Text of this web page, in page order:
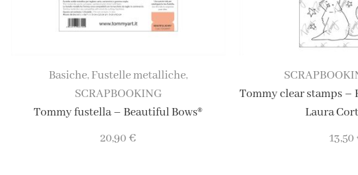
Basiche, Fustelle metalliche,
SCRAPBOOKING
Tommy fustella – Beautiful Bows®
20,90€
Tommy clear stamps –
Laura
13,50